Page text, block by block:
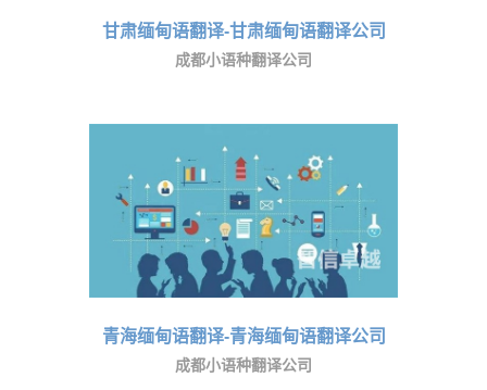
甘肃缅甸语翻译-甘肃缅甸语翻译公司
成都小语种翻译公司
青海缅甸语翻译-青海缅甸语翻译公司
成都小语种翻译公司